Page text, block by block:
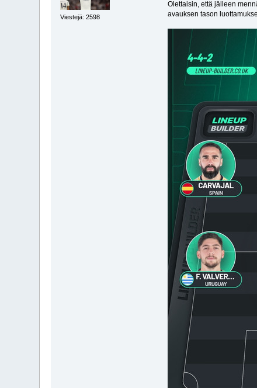
Viestejä: 2598
Olettaisin, että jälleen
avauksen tason